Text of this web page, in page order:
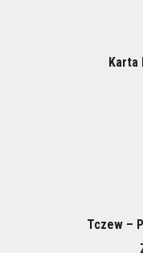
Karta
Tczew –